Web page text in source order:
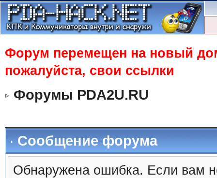
Форум перемещен на новый
пожалуйста, свои ссылки
Форумы PDA2U.RU
Сообщение форума
Обнаружена ошибка. Если вам